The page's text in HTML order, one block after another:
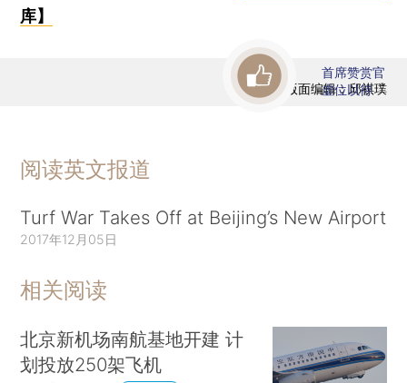
库】
版面编辑：邱祺璞
首席赞赏官
虚位以待
阅读英文报道
Turf War Takes Off at Beijing’s New Airport
2017年12月05日
相关阅读
北京新机场南航基地开建 计
划投放250架飞机